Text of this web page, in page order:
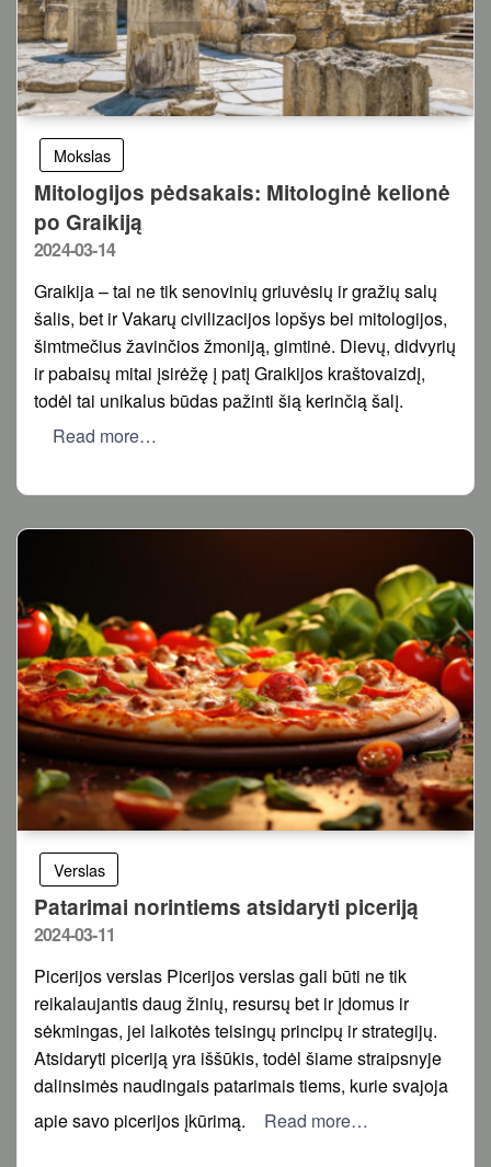
Mokslas
Mitologijos pėdsakais: Mitologinė kelionė
po Graikiją
Posted
2024-03-14
Graikija – tai ne tik senovinių griuvėsių ir gražių salų
šalis, bet ir Vakarų civilizacijos lopšys bei mitologijos,
šimtmečius žavinčios žmoniją, gimtinė. Dievų, didvyrių
ir pabaisų mitai įsirėžę į patį Graikijos kraštovaizdį,
todėl tai unikalus būdas pažinti šią kerinčią šalį.
Read more…
Verslas
Patarimai norintiems atsidaryti piceriją
Posted
2024-03-11
Picerijos verslas Picerijos verslas gali būti ne tik
reikalaujantis daug žinių, resursų bet ir įdomus ir
sėkmingas, jei laikotės teisingų principų ir strategijų.
Atsidaryti piceriją yra iššūkis, todėl šiame straipsnyje
dalinsimės naudingais patarimais tiems, kurie svajoja
apie savo picerijos įkūrimą.
Read more…